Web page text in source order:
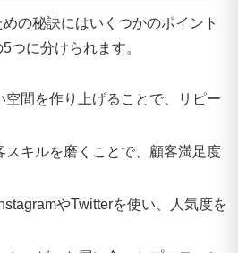
の秘訣にはいくつかのポイント
つに分けられます。
空間を作り上げることで、リピー
スキルを磨くことで、顧客満足度
やTwitterを使い、人気度を